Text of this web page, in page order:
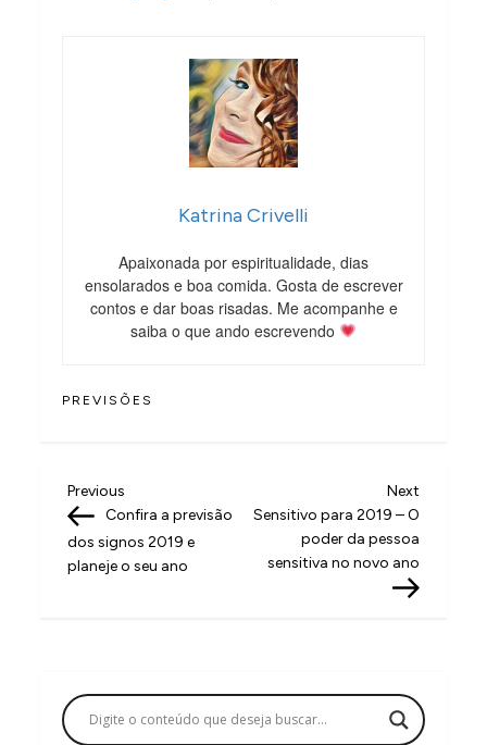
Katrina Crivelli
Apaixonada por espiritualidade, dias
ensolarados e boa comida. Gosta de escrever
contos e dar boas risadas. Me acompanhe e
saiba o que ando escrevendo
PREVISÕES
N
a
v
ç
Previous
Post
Previous
Confira a previsão
dos signos 2019 e
planeje o seu ano
Next
Post
Next
Sensitivo para 2019 – O
poder da pessoa
sensitiva no novo ano